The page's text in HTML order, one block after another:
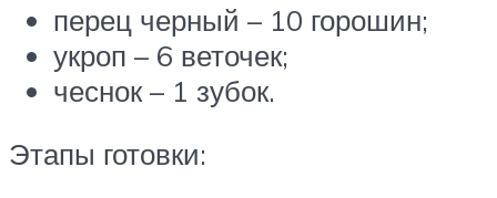
перец черный – 10 горошин;
укроп – 6 веточек;
чеснок – 1 зубок.
Этапы готовки: